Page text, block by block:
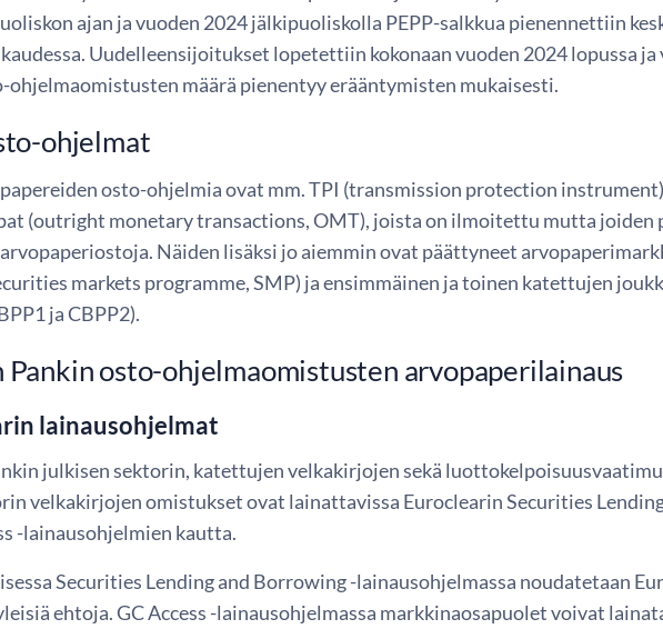
ajan ja vuoden 2024 jälkipuoliskolla PEPP-salkkua pienennettiin
Uudelleensijoitukset lopetettiin kokonaan vuoden 2024 lopussa ja
ohjelmaomistusten määrä pienentyy erääntymisten mukaisesti.
ohjelmat
osto-ohjelmia ovat mm. TPI (transmission protection
(outright monetary transactions, OMT), joista on ilmoitettu mutta joiden
Näiden lisäksi jo aiemmin ovat päättyneet
markets programme, SMP) ja ensimmäinen ja toinen katettujen
ja CBPP2).
Pankin osto-ohjelmaomistusten arvopaperilainaus
lainausohjelmat
julkisen sektorin, katettujen velkakirjojen sekä
velkakirjojen omistukset ovat lainattavissa Euroclearin Securities
-lainausohjelmien kautta.
Securities Lending and Borrowing -lainausohjelmassa noudatetaan
ehtoja. GC Access -lainausohjelmassa markkinaosapuolet voivat